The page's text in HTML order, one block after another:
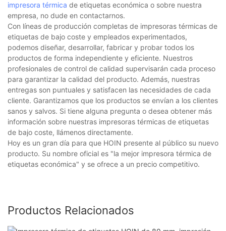
impresora térmica de etiquetas económica o sobre nuestra
empresa, no dude en contactarnos.
Con líneas de producción completas de impresoras térmicas de
etiquetas de bajo coste y empleados experimentados,
podemos diseñar, desarrollar, fabricar y probar todos los
productos de forma independiente y eficiente. Nuestros
profesionales de control de calidad supervisarán cada proceso
para garantizar la calidad del producto. Además, nuestras
entregas son puntuales y satisfacen las necesidades de cada
cliente. Garantizamos que los productos se envían a los clientes
sanos y salvos. Si tiene alguna pregunta o desea obtener más
información sobre nuestras impresoras térmicas de etiquetas
de bajo coste, llámenos directamente.
Hoy es un gran día para que HOIN presente al público su nuevo
producto. Su nombre oficial es "la mejor impresora térmica de
etiquetas económica" y se ofrece a un precio competitivo.
Productos Relacionados